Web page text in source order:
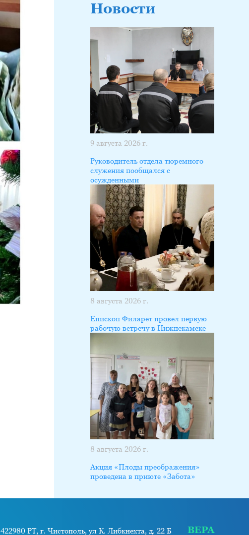
Новости
9 августа 2026 г.
Руководитель отдела тюремного
служения пообщался с
осужденными
8 августа 2026 г.
Епископ Филарет провел первую
рабочую встречу в Нижнекамске
8 августа 2026 г.
Акция «Плоды преображения»
проведена в приюте «Забота»
422980 РТ, г. Чистополь, ул К. Либкнехта, д. 22 Б ВЕРА